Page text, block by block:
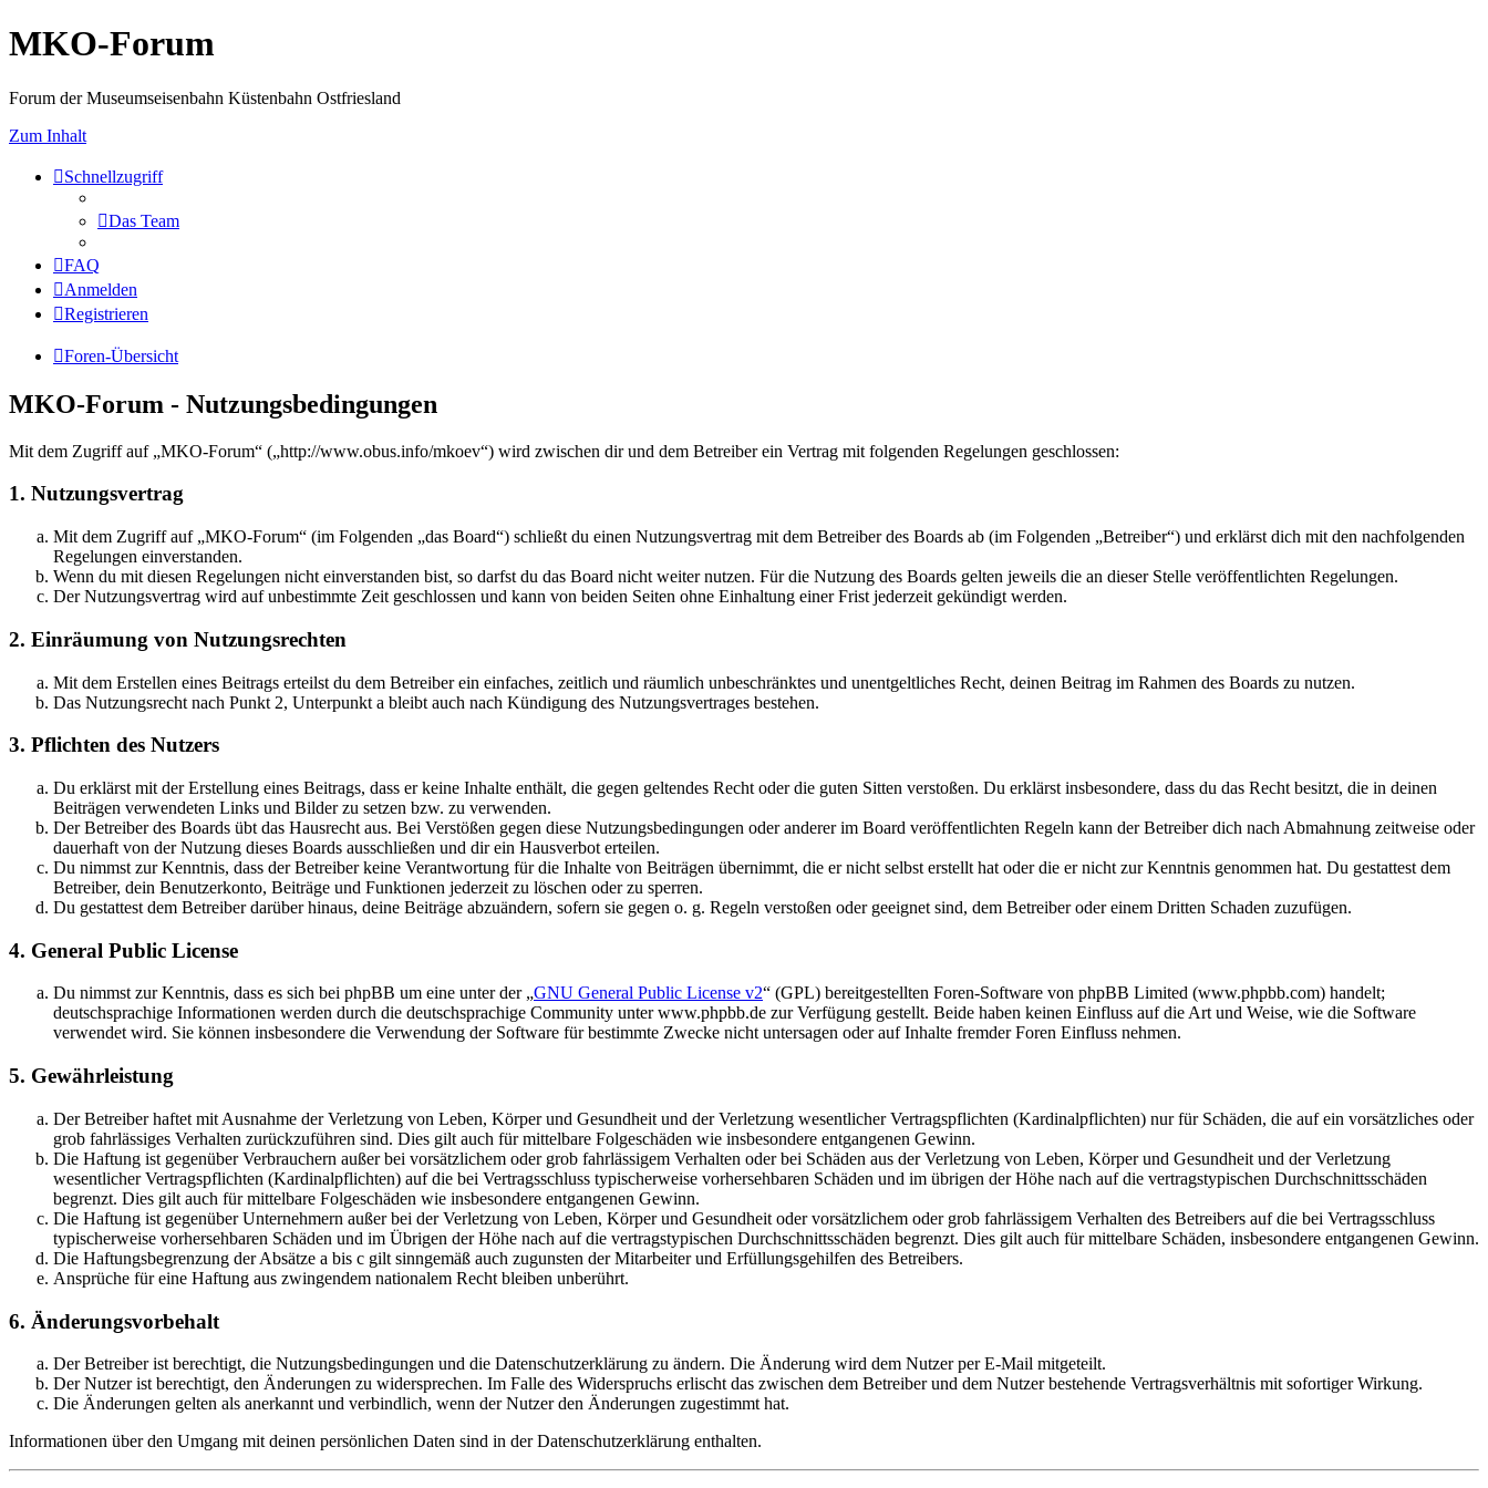
MKO-Forum
Forum der Museumseisenbahn Küstenbahn Ostfriesland
Zum Inhalt
Schnellzugriff
Das Team
FAQ
Anmelden
Registrieren
Foren-Übersicht
MKO-Forum - Nutzungsbedingungen
Mit dem Zugriff auf „MKO-Forum“ („http://www.obus.info/mkoev“) wird zwischen dir und dem Betreiber ein Vertrag mit folgenden Regelungen geschlossen:
1. Nutzungsvertrag
Mit dem Zugriff auf „MKO-Forum“ (im Folgenden „das Board“) schließt du einen Nutzungsvertrag mit dem Betreiber des Boards ab (im Folgenden „Betreiber“) und erklärst dich mit den nachfolgenden
Regelungen einverstanden.
Wenn du mit diesen Regelungen nicht einverstanden bist, so darfst du das Board nicht weiter nutzen. Für die Nutzung des Boards gelten jeweils die an dieser Stelle veröffentlichten Regelungen.
Der Nutzungsvertrag wird auf unbestimmte Zeit geschlossen und kann von beiden Seiten ohne Einhaltung einer Frist jederzeit gekündigt werden.
2. Einräumung von Nutzungsrechten
Mit dem Erstellen eines Beitrags erteilst du dem Betreiber ein einfaches, zeitlich und räumlich unbeschränktes und unentgeltliches Recht, deinen Beitrag im Rahmen des Boards zu nutzen.
Das Nutzungsrecht nach Punkt 2, Unterpunkt a bleibt auch nach Kündigung des Nutzungsvertrages bestehen.
3. Pflichten des Nutzers
Du erklärst mit der Erstellung eines Beitrags, dass er keine Inhalte enthält, die gegen geltendes Recht oder die guten Sitten verstoßen. Du erklärst insbesondere, dass du das Recht besitzt, die in deinen
Beiträgen verwendeten Links und Bilder zu setzen bzw. zu verwenden.
Der Betreiber des Boards übt das Hausrecht aus. Bei Verstößen gegen diese Nutzungsbedingungen oder anderer im Board veröffentlichten Regeln kann der Betreiber dich nach Abmahnung zeitweise oder
dauerhaft von der Nutzung dieses Boards ausschließen und dir ein Hausverbot erteilen.
Du nimmst zur Kenntnis, dass der Betreiber keine Verantwortung für die Inhalte von Beiträgen übernimmt, die er nicht selbst erstellt hat oder die er nicht zur Kenntnis genommen hat. Du gestattest dem
Betreiber, dein Benutzerkonto, Beiträge und Funktionen jederzeit zu löschen oder zu sperren.
Du gestattest dem Betreiber darüber hinaus, deine Beiträge abzuändern, sofern sie gegen o. g. Regeln verstoßen oder geeignet sind, dem Betreiber oder einem Dritten Schaden zuzufügen.
4. General Public License
Du nimmst zur Kenntnis, dass es sich bei phpBB um eine unter der „GNU General Public License v2“ (GPL) bereitgestellten Foren-Software von phpBB Limited (www.phpbb.com) handelt;
deutschsprachige Informationen werden durch die deutschsprachige Community unter www.phpbb.de zur Verfügung gestellt. Beide haben keinen Einfluss auf die Art und Weise, wie die Software
verwendet wird. Sie können insbesondere die Verwendung der Software für bestimmte Zwecke nicht untersagen oder auf Inhalte fremder Foren Einfluss nehmen.
5. Gewährleistung
Der Betreiber haftet mit Ausnahme der Verletzung von Leben, Körper und Gesundheit und der Verletzung wesentlicher Vertragspflichten (Kardinalpflichten) nur für Schäden, die auf ein vorsätzliches oder
grob fahrlässiges Verhalten zurückzuführen sind. Dies gilt auch für mittelbare Folgeschäden wie insbesondere entgangenen Gewinn.
Die Haftung ist gegenüber Verbrauchern außer bei vorsätzlichem oder grob fahrlässigem Verhalten oder bei Schäden aus der Verletzung von Leben, Körper und Gesundheit und der Verletzung
wesentlicher Vertragspflichten (Kardinalpflichten) auf die bei Vertragsschluss typischerweise vorhersehbaren Schäden und im übrigen der Höhe nach auf die vertragstypischen Durchschnittsschäden
begrenzt. Dies gilt auch für mittelbare Folgeschäden wie insbesondere entgangenen Gewinn.
Die Haftung ist gegenüber Unternehmern außer bei der Verletzung von Leben, Körper und Gesundheit oder vorsätzlichem oder grob fahrlässigem Verhalten des Betreibers auf die bei Vertragsschluss
typischerweise vorhersehbaren Schäden und im Übrigen der Höhe nach auf die vertragstypischen Durchschnittsschäden begrenzt. Dies gilt auch für mittelbare Schäden, insbesondere entgangenen Gewinn.
Die Haftungsbegrenzung der Absätze a bis c gilt sinngemäß auch zugunsten der Mitarbeiter und Erfüllungsgehilfen des Betreibers.
Ansprüche für eine Haftung aus zwingendem nationalem Recht bleiben unberührt.
6. Änderungsvorbehalt
Der Betreiber ist berechtigt, die Nutzungsbedingungen und die Datenschutzerklärung zu ändern. Die Änderung wird dem Nutzer per E-Mail mitgeteilt.
Der Nutzer ist berechtigt, den Änderungen zu widersprechen. Im Falle des Widerspruchs erlischt das zwischen dem Betreiber und dem Nutzer bestehende Vertragsverhältnis mit sofortiger Wirkung.
Die Änderungen gelten als anerkannt und verbindlich, wenn der Nutzer den Änderungen zugestimmt hat.
Informationen über den Umgang mit deinen persönlichen Daten sind in der Datenschutzerklärung enthalten.